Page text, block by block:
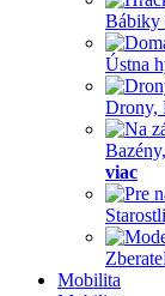
Bábiky
Ústna
Drony,
Bazény,
viac
Mobilita